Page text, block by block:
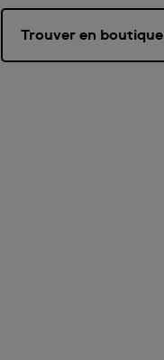
Trouver en boutique